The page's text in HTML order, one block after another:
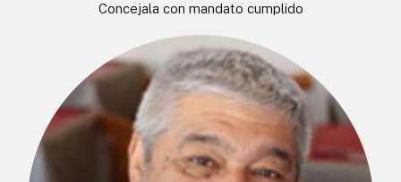
Concejala con mandato cumplido